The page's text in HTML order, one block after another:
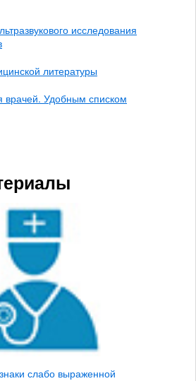
исследования
литературы
врачей. Удобным списком
слабо выраженной